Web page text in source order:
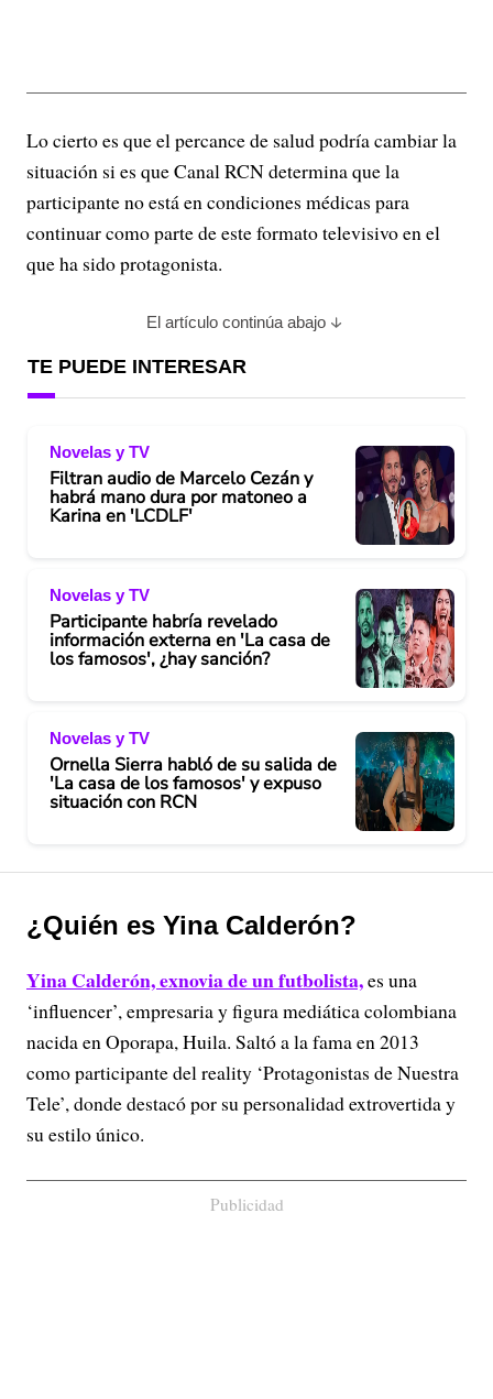
Lo cierto es que el percance de salud podría cambiar la
situación si es que Canal RCN determina que la
participante no está en condiciones médicas para
continuar como parte de este formato televisivo en el
que ha sido protagonista.
El artículo continúa abajo
TE PUEDE INTERESAR
Novelas y TV
Filtran audio de Marcelo Cezán y
habrá mano dura por matoneo a
Karina en 'LCDLF'
Novelas y TV
Participante habría revelado
información externa en 'La casa de
los famosos', ¿hay sanción?
Novelas y TV
Ornella Sierra habló de su salida de
'La casa de los famosos' y expuso
situación con RCN
¿Quién es Yina Calderón?
Yina Calderón, exnovia de un futbolista,es una
‘influencer’, empresaria y figura mediática colombiana
nacida en Oporapa, Huila. Saltó a la fama en 2013
como participante del reality ‘Protagonistas de Nuestra
Tele’, donde destacó por su personalidad extrovertida y
su estilo único.
Publicidad